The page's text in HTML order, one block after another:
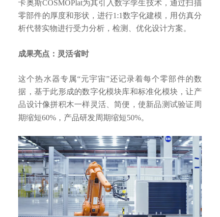
卡奥斯COSMOPlat为其引入数字孪生技术，通过扫描
零部件的厚度和形状，进行1:1数字化建模，用仿真分
析代替实物进行受力分析，检测、优化设计方案。
成果亮点：灵活省时
这个热水器专属“元宇宙”还记录着每个零部件的数
据，基于此形成的数字化模块库和标准化模块，让产
品设计像拼积木一样灵活、简便，使新品测试验证周
期缩短60%，产品研发周期缩短50%。